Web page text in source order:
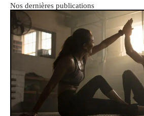
Nos dernières publications